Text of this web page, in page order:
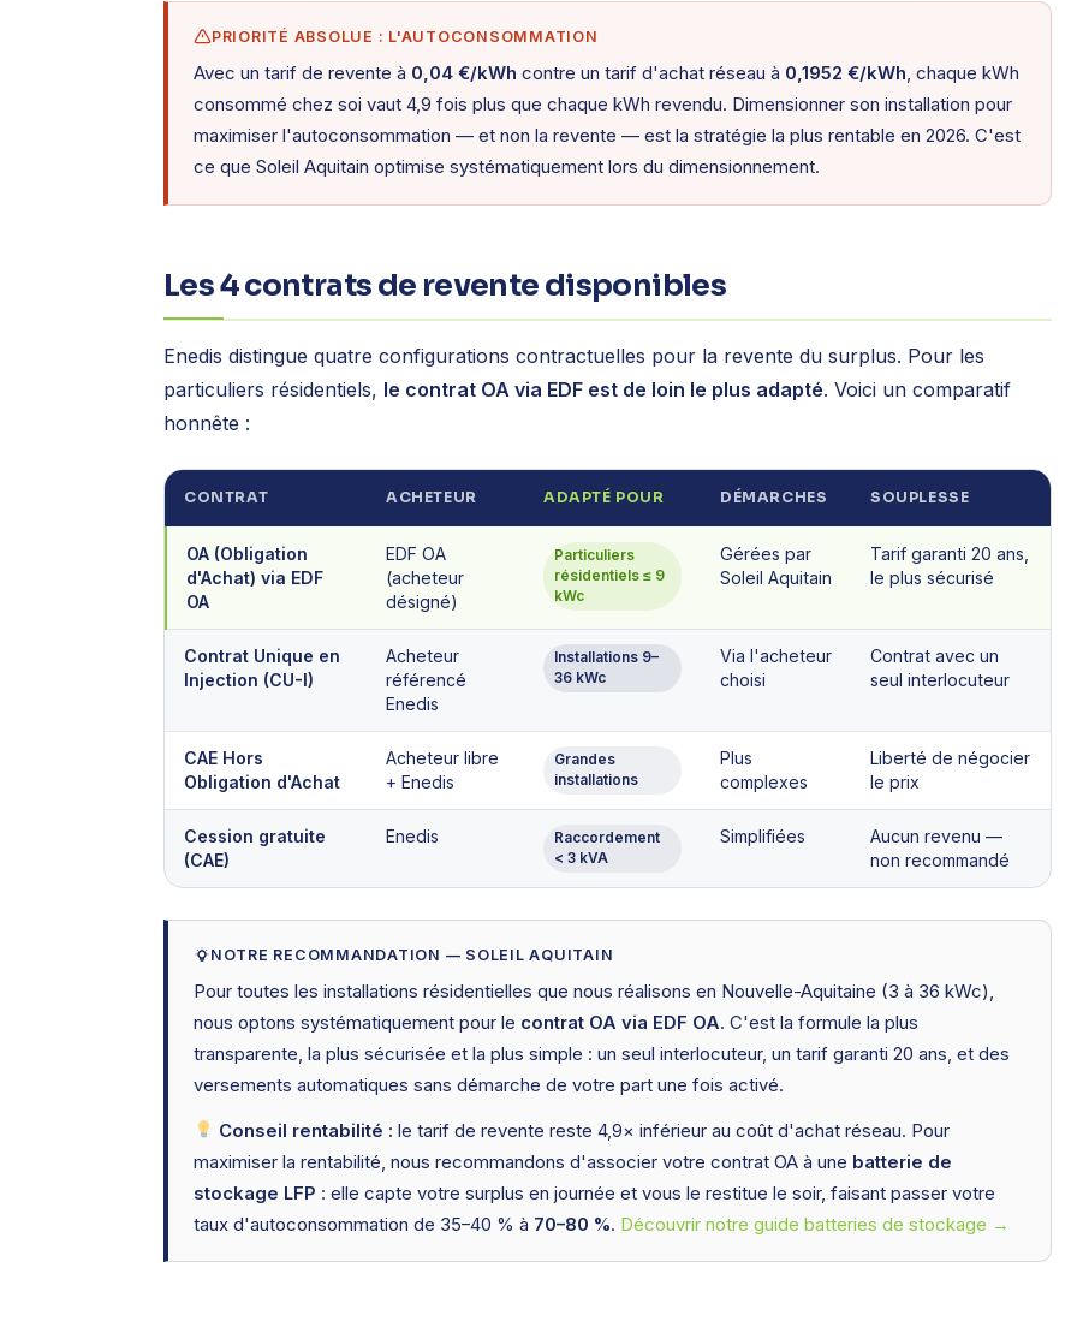
PRIORITÉ ABSOLUE : L'AUTOCONSOMMATION
Avec un tarif de revente à 0,04 €/kWh contre un tarif d'achat réseau à 0,1952 €/kWh, chaque kWh
consommé chez soi vaut 4,9 fois plus que chaque kWh revendu. Dimensionner son installation pour
maximiser l'autoconsommation — et non la revente — est la stratégie la plus rentable en 2026. C'est
ce que Soleil Aquitain optimise systématiquement lors du dimensionnement.
Les 4 contrats de revente disponibles
Enedis distingue quatre configurations contractuelles pour la revente du surplus. Pour les
particuliers résidentiels, le contrat OA via EDF est de loin le plus adapté. Voici un comparatif
honnête :
CONTRAT ACHETEUR ADAPTÉ POUR DÉMARCHES SOUPLESSE
OA (Obligation
d'Achat) via EDF
OA
EDF OA
(acheteur
désigné)
Particuliers
résidentiels ≤ 9
kWc
Gérées par
Soleil Aquitain
Tarif garanti 20 ans,
le plus sécurisé
Contrat Unique en
Injection (CU-I)
Acheteur
référencé
Enedis
Installations 9–
36 kWc
Via l'acheteur
choisi
Contrat avec un
seul interlocuteur
CAE Hors
Obligation d'Achat
Acheteur libre
+ Enedis
Grandes
installations
Plus
complexes
Liberté de négocier
le prix
Cession gratuite
(CAE)
Enedis
Raccordement
< 3 kVA
Simplifiées
Aucun revenu —
non recommandé
NOTRE RECOMMANDATION — SOLEIL AQUITAIN
Pour toutes les installations résidentielles que nous réalisons en Nouvelle-Aquitaine (3 à 36 kWc),
nous optons systématiquement pour le contrat OA via EDF OA. C'est la formule la plus
transparente, la plus sécurisée et la plus simple : un seul interlocuteur, un tarif garanti 20 ans, et des
versements automatiques sans démarche de votre part une fois activé.
Conseil rentabilité : le tarif de revente reste 4,9× inférieur au coût d'achat réseau. Pour
maximiser la rentabilité, nous recommandons d'associer votre contrat OA à une batterie de
stockage LFP : elle capte votre surplus en journée et vous le restitue le soir, faisant passer votre
taux d'autoconsommation de 35–40 % à 70–80 %. Découvrir notre guide batteries de stockage →